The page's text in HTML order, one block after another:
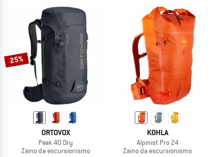
25%
ORTOVOX
Peak 40 Dry
Zaino da escursionismo
KOHLA
Alpinist Pro 24
Zaino da escursionismo